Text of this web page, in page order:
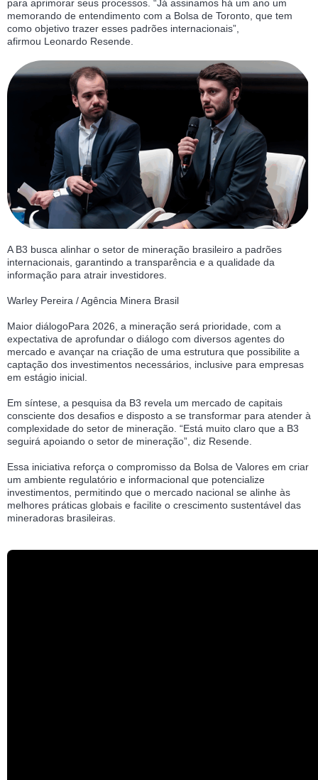
para aprimorar seus processos. “Já assinamos há um ano um
memorando de entendimento com a Bolsa de Toronto, que tem
como objetivo trazer esses padrões internacionais”,
afirmou Leonardo Resende.
A B3 busca alinhar o setor de mineração brasileiro a padrões
internacionais, garantindo a transparência e a qualidade da
informação para atrair investidores.
Warley Pereira / Agência Minera Brasil
Maior diálogoPara 2026, a mineração será prioridade, com a
expectativa de aprofundar o diálogo com diversos agentes do
mercado e avançar na criação de uma estrutura que possibilite a
captação dos investimentos necessários, inclusive para empresas
em estágio inicial.
Em síntese, a pesquisa da B3 revela um mercado de capitais
consciente dos desafios e disposto a se transformar para atender à
complexidade do setor de mineração. “Está muito claro que a B3
seguirá apoiando o setor de mineração”, diz Resende.
Essa iniciativa reforça o compromisso da Bolsa de Valores em criar
um ambiente regulatório e informacional que potencialize
investimentos, permitindo que o mercado nacional se alinhe às
melhores práticas globais e facilite o crescimento sustentável das
mineradoras brasileiras.